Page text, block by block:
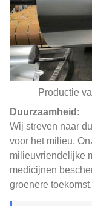
Productie
Duurzaamheid:
Wij streven naar
voor het milieu.
milieuvriendelijke
medicijnen
groenere toekomst.